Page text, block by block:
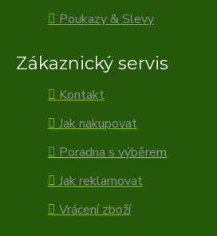
Poukazy & Slevy
Zákaznický servis
Kontakt
Jak nakupovat
Poradna s výběrem
Jak reklamovat
Vrácení zboží